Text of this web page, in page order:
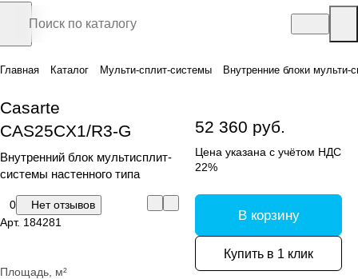
Главная Каталог Мульти-сплит-системы Внутренние блоки мульти-
Casarte
CAS25CX1/R3-G
Внутренний блок мультисплит-
системы настенного типа
0
Нет отзывов
Арт. 184281
Площадь, м²
52 360 руб.
Цена указана с учётом НДС
22%
В корзину
Купить в 1 клик